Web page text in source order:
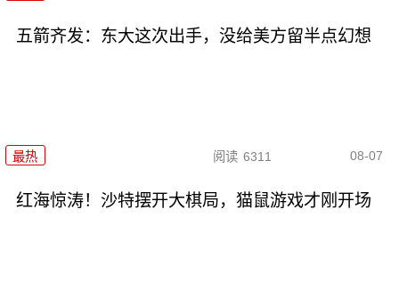
五箭齐发：东大这次出手，没给美方留半点幻想
最热 阅读 6311 08-07
红海惊涛！沙特摆开大棋局，猫鼠游戏才刚开场